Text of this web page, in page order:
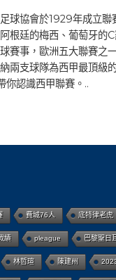
球協會於1929年成立
根廷的梅西、葡萄牙的
賽事，歐洲五大聯賽之
兩支球隊為西甲最頂級
你認識西甲聯賽。..
費城76人 底特律老虎
績 pleague 巴黎聖日
林哲瑄 陳建州